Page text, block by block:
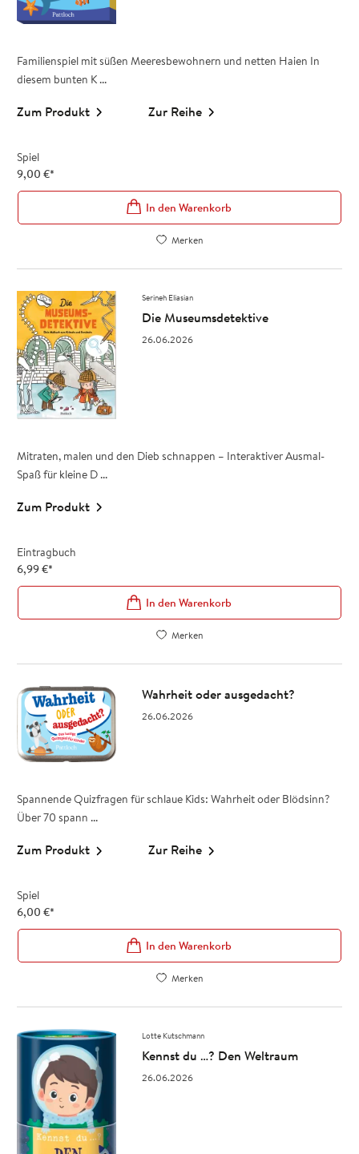
Familienspiel mit süßen Meeresbewohnern und netten Haien In
diesem bunten K ...
Zum Produkt Zur Reihe
Spiel
9,00 €*
In den Warenkorb
Merken
Serineh Eliasian
Die Museumsdetektive
26.06.2026
Mitraten, malen und den Dieb schnappen – Interaktiver Ausmal-
Spaß für kleine D ...
Zum Produkt
Eintragbuch
6,99€*
In den Warenkorb
Merken
Wahrheit oder ausgedacht?
26.06.2026
Spannende Quizfragen für schlaue Kids: Wahrheit oder Blödsinn?
Über 70 spann ...
Zum Produkt Zur Reihe
Spiel
6,00 €*
In den Warenkorb
Merken
Lotte Kutschmann
Kennst du …? Den Weltraum
26.06.2026